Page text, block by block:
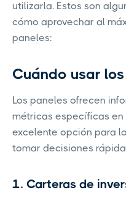
utilizarla. Estos son
cómo aprovechar al
paneles:
Cuándo usar
Los paneles ofrecen
métricas específicas en
excelente opción para
tomar decisiones
1. Carteras de